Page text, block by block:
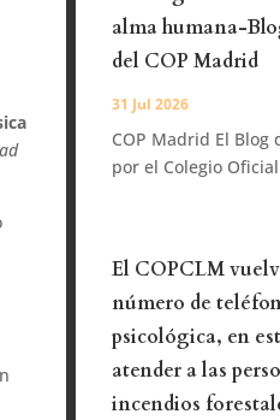
alma humana-
del COP Madrid
31 Jul 2026
COP Madrid El Blog
por el Colegio
El COPCLM
número de
psicológica, en
atender a las
incendios